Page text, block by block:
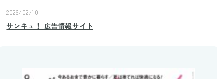
2026/02/10
サンキュ！ 広告情報サイト